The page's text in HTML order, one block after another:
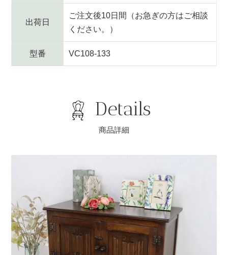
出荷日
ご注文後10日間（お急ぎの方はご相談
ください。）
型番 VC108-133
Details
商品詳細